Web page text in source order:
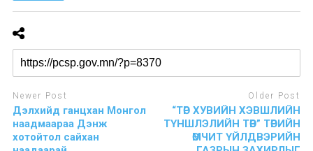
Newer Post
Дэлхийд ганцхан Монгол
наадмаараа Дэнж
хотойтол сайхан
Older Post
“ТӨР ХУВИЙН ХЭВШЛИЙН
ТҮНШЛЭЛИЙН ТӨВ” ТӨРИЙН
ӨМЧИТ ҮЙЛДВЭРИЙН